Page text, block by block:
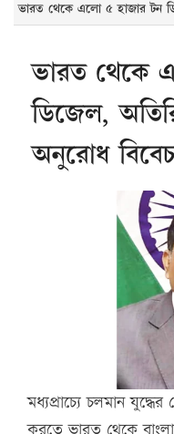
ভারত থেকে এলো ৫ হাজার টন
ভারত থেকে
ডিজেল,
অনুরোধ
মধ্যপ্রাচ্যে চলমান যুদ্ধের